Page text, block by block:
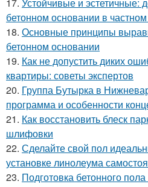
бетонном основании в
18. Основные принципы
бетонном основании
19. Как не допустить диких
квартиры: советы экспертов
20. Группа Бутырка в
программа и особенности
21. Как восстановить блеск
шлифовки
22. Сделайте свой пол
установке линолеума
23. Подготовка бетонного